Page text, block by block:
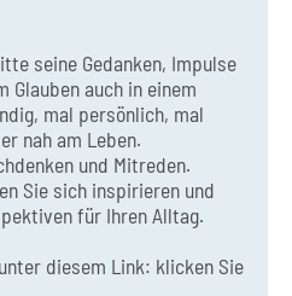
seine Gedanken, Impulse
Glauben auch in einem
mal persönlich, mal
nah am Leben.
und Mitreden.
Sie sich inspirieren und
für Ihren Alltag.
diesem Link: klicken Sie